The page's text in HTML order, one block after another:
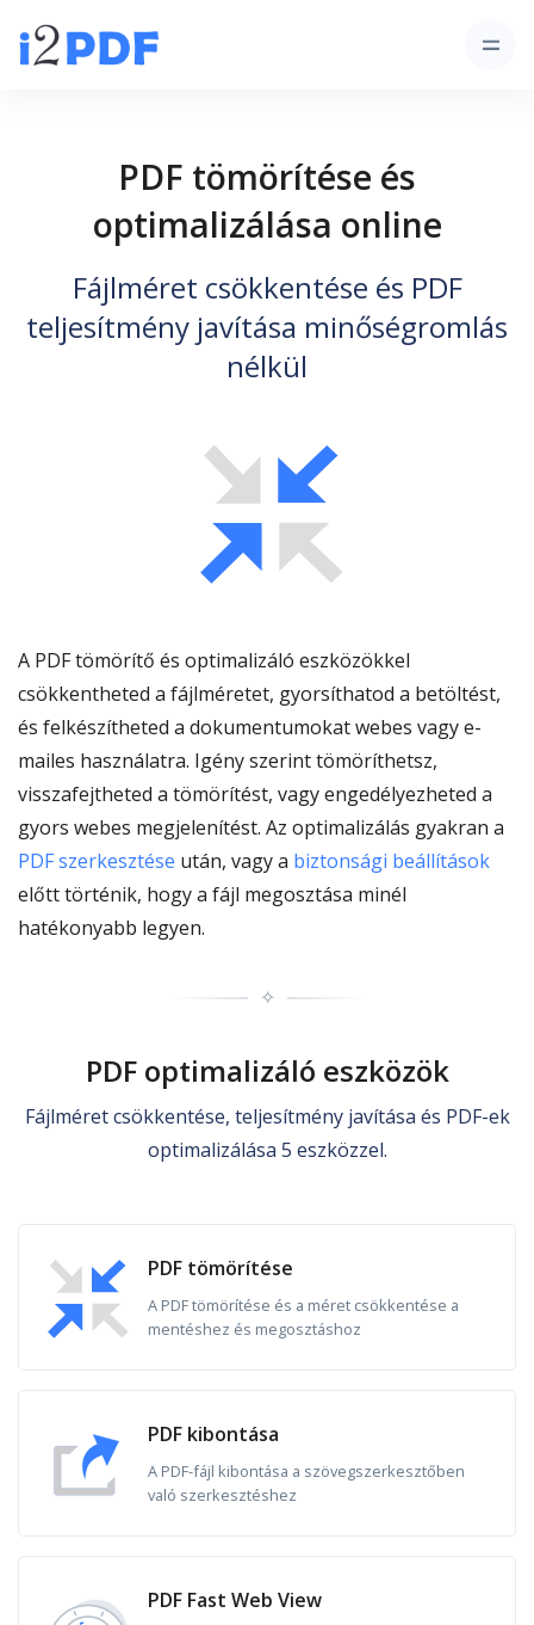
PDF tömörítése és
optimalizálása online
Fájlméret csökkentése és PDF
teljesítmény javítása minőségromlás
nélkül
A PDF tömörítő és optimalizáló eszközökkel
csökkentheted a fájlméretet, gyorsíthatod a betöltést,
és felkészítheted a dokumentumokat webes vagy e-
mailes használatra. Igény szerint tömöríthetsz,
visszafejtheted a tömörítést, vagy engedélyezheted a
gyors webes megjelenítést. Az optimalizálás gyakran a
PDF szerkesztése után, vagy a biztonsági beállítások
előtt történik, hogy a fájl megosztása minél
hatékonyabb legyen.
✧
PDF optimalizáló eszközök
Fájlméret csökkentése, teljesítmény javítása és PDF-ek
optimalizálása 5 eszközzel.
PDF tömörítése
A PDF tömörítése és a méret csökkentése a
mentéshez és megosztáshoz
PDF kibontása
A PDF-fájl kibontása a szövegszerkesztőben
való szerkesztéshez
PDF Fast Web View